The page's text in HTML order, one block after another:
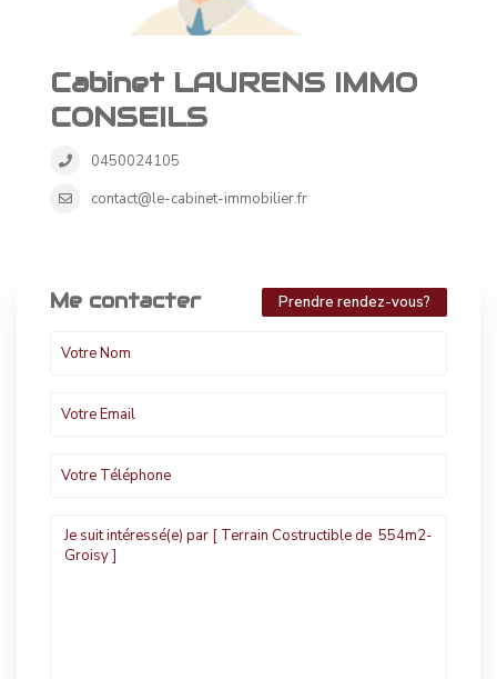
Cabinet LAURENS IMMO
CONSEILS
0450024105
contact@le-cabinet-immobilier.fr
Me contacter Prendre rendez-vous?